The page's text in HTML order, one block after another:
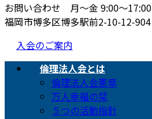
お問い合わせ 月〜金 9:00〜17:00
福岡市博多区博多駅前2-10-12-904
入会のご案内
倫理法人会とは
倫理法人会憲章
万人幸福の栞
５つの活動指針